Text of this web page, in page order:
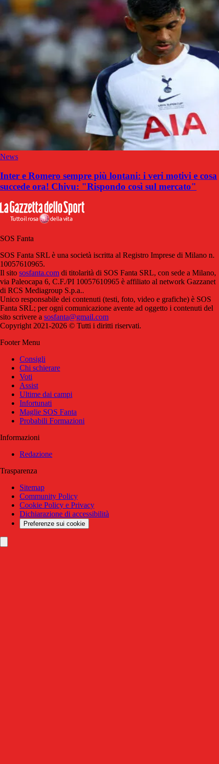
News
Inter e Romero sempre più lontani: i veri motivi e cosa
succede ora! Chivu: "Rispondo così sul mercato"
SOS Fanta
SOS Fanta SRL è una società iscritta al Registro Imprese di Milano n.
10057610965.
Il sito sosfanta.com di titolarità di SOS Fanta SRL, con sede a Milano,
via Paleocapa 6, C.F./PI 10057610965 è affiliato al network Gazzanet
di RCS Mediagroup S.p.a..
Unico responsabile dei contenuti (testi, foto, video e grafiche) è SOS
Fanta SRL; per ogni comunicazione avente ad oggetto i contenuti del
sito scrivere a sosfanta@gmail.com
Copyright 2021-2026 © Tutti i diritti riservati.
Footer Menu
Consigli
Chi schierare
Voti
Assist
Ultime dai campi
Infortunati
Maglie SOS Fanta
Probabili Formazioni
Informazioni
Redazione
Trasparenza
Sitemap
Community Policy
Cookie Policy e Privacy
Dichiarazione di accessibilità
Preferenze sui cookie